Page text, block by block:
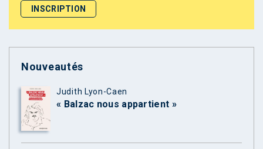
Nouveautés
Judith Lyon-Caen
« Balzac nous appartient »